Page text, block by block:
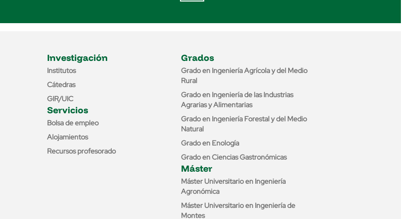
Investigación
Institutos
Cátedras
GIR/UIC
Servicios
Bolsa de empleo
Alojamientos
Recursos profesorado
Grados
Grado en Ingeniería Agrícola y del Medio
Rural
Grado en Ingeniería de las Industrias
Agrarias y Alimentarias
Grado en Ingeniería Forestal y del Medio
Natural
Grado en Enología
Grado en Ciencias Gastronómicas
Máster
Máster Universitario en Ingeniería
Agronómica
Máster Universitario en Ingeniería de
Montes